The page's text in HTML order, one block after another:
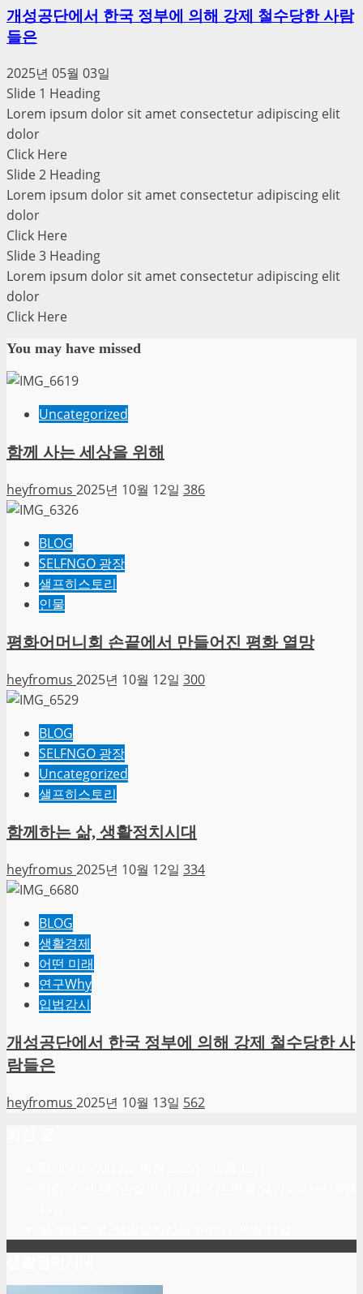
개성공단에서 한국 정부에 의해 강제 철수당한 사람
들은
2025년 05월 03일
Slide 1 Heading
Lorem ipsum dolor sit amet consectetur adipiscing elit
dolor
Click Here
Slide 2 Heading
Lorem ipsum dolor sit amet consectetur adipiscing elit
dolor
Click Here
Slide 3 Heading
Lorem ipsum dolor sit amet consectetur adipiscing elit
dolor
Click Here
You may have missed
Uncategorized
함께 사는 세상을 위해
heyfromus 2025년 10월 12일 386
BLOG
SELFNGO 광장
샐프히스토리
인물
평화어머니회 손끝에서 만들어진 평화 열망
heyfromus 2025년 10월 12일 300
BLOG
SELFNGO 광장
Uncategorized
샐프히스토리
함께하는 삶, 생활정치시대
heyfromus 2025년 10월 12일 334
BLOG
생활경제
어떤 미래
연구Why
입법감시
개성공단에서 한국 정부에 의해 강제 철수당한 사
람들은
heyfromus 2025년 10월 13일 562